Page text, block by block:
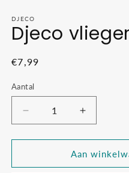
openen
in
modaal
DJECO
Djeco
Normale
€7,99
Aantal
Aantal
verlagen
voor
vlieger
Aantal
verhogen
voor
Djeco
vlieger
Aan